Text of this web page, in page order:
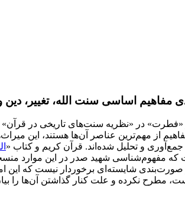
مفاهیم اساسی‌ سنت‌ الله‌‌‌‌‌‌‌، تغییر‌‌‌‌،
«فطرت» در «نظریه سنت‌های تاریخی در قرآن»
از مهم‌ترین عناصر آن‌ها هستند، این
و تحلیل شده‌اند. قرآن کریم و کتاب «
مفهوم‌شناسی شهید صدر در این موارد
صورت‌بندی شایسته‌ای برخوردار نیست که
مطرح نکرده و علت کنار گذاشتن آن‌ها را